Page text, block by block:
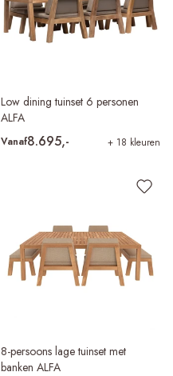
Low dining tuinset 6 personen
ALFA
Vanaf8.695,- + 18 kleuren
8-persoons lage tuinset met
banken ALFA